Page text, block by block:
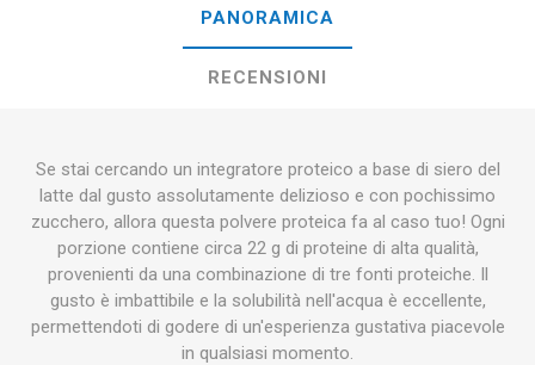
PANORAMICA
RECENSIONI
Se stai cercando un integratore proteico a base di siero del
latte dal gusto assolutamente delizioso e con pochissimo
zucchero, allora questa polvere proteica fa al caso tuo! Ogni
porzione contiene circa 22 g di proteine di alta qualità,
provenienti da una combinazione di tre fonti proteiche. Il
gusto è imbattibile e la solubilità nell'acqua è eccellente,
permettendoti di godere di un'esperienza gustativa piacevole
in qualsiasi momento.